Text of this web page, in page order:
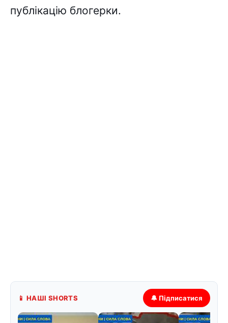
публікацію блогерки.
📱 НАШІ SHORTS 🔔 Підписатися